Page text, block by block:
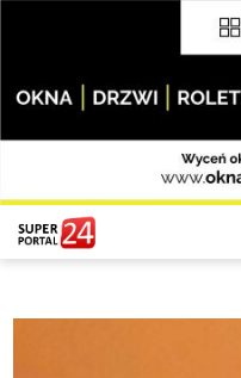
STRONA GŁÓWNA
POWIAT GRYFICKI